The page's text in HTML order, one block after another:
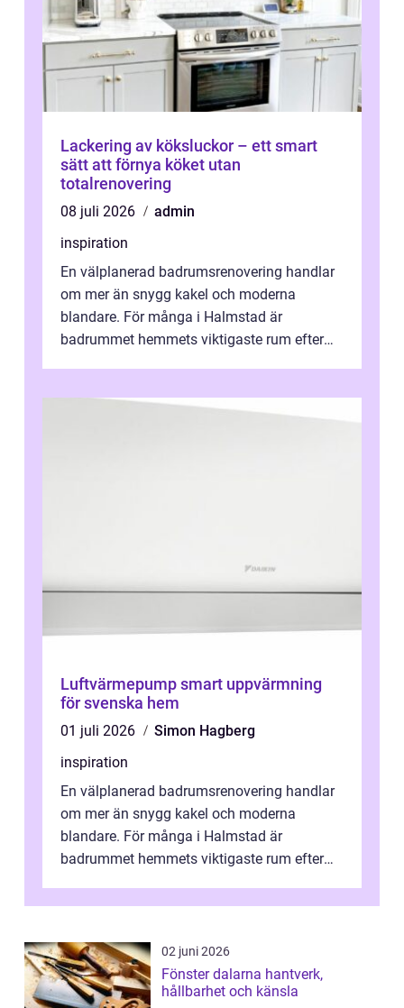
Lackering av köksluckor – ett smart
sätt att förnya köket utan
totalrenovering
08 juli 2026
admin
inspiration
En välplanerad badrumsrenovering handlar
om mer än snygg kakel och moderna
blandare. För många i Halmstad är
badrummet hemmets viktigaste rum efter
Luftvärmepump smart uppvärmning
för svenska hem
01 juli 2026
Simon Hagberg
inspiration
En välplanerad badrumsrenovering handlar
om mer än snygg kakel och moderna
blandare. För många i Halmstad är
badrummet hemmets viktigaste rum efter
02 juni 2026
Fönster dalarna hantverk,
hållbarhet och känsla